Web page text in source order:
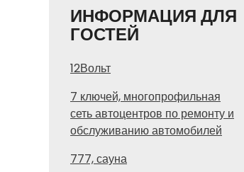
ИНФОРМАЦИЯ ДЛЯ
ГОСТЕЙ
12Вольт
7 ключей, многопрофильная
сеть автоцентров по ремонту и
обслуживанию автомобилей
777, сауна